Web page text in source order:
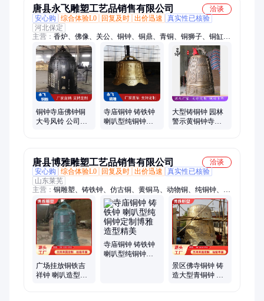
唐县永飞雕塑工艺品销售有限公司
洽谈
安心购
综合体验L0 回复及时 出价迅速
真实性已核验
河北保定
主营： 香炉、佛像、关公、铜钟、铜鼎、青铜、铜狮子、铜缸、
铜牛、铜鹿、铜马、紫铜、铜人、观音像、如来佛像、人物雕
塑、城市雕塑、浮雕、铸铁、铸铝、弥勒佛、动物雕塑
铜钟寺庙佛钟铜
大号风铃 公司上
寺庙铜钟 铸铁钟
喇叭型纯铜钟定
大型铸铜钟 园林
警示黄铜钟寺庙
唐县博雅雕塑工艺品销售有限公司
洽谈
安心购
综合体验L0 回复及时 出价迅速
真实性已核验
山东莱芜
主营： 铜雕塑、铸铁钟、仿古铜、黄铜马、动物铜、纯铜钟、铜
圆鼎、铜浮雕、铜方鼎、铜关公、风水铜、铜香炉、铜麒麟、故
宫铜、铜雕鹿、景区铜、铸铜钟、铜水缸、铜观音、荷花铜、铜
雕缸、铜貔貅、铸铜鼎、纯铜鼎、车雕塑
广场挂放铜铁吉
祥钟 喇叭造型浇
寺庙铜钟 铸铁钟
喇叭型纯铜钟定
景区佛寺铜钟 铸
造大型青铜钟 铸